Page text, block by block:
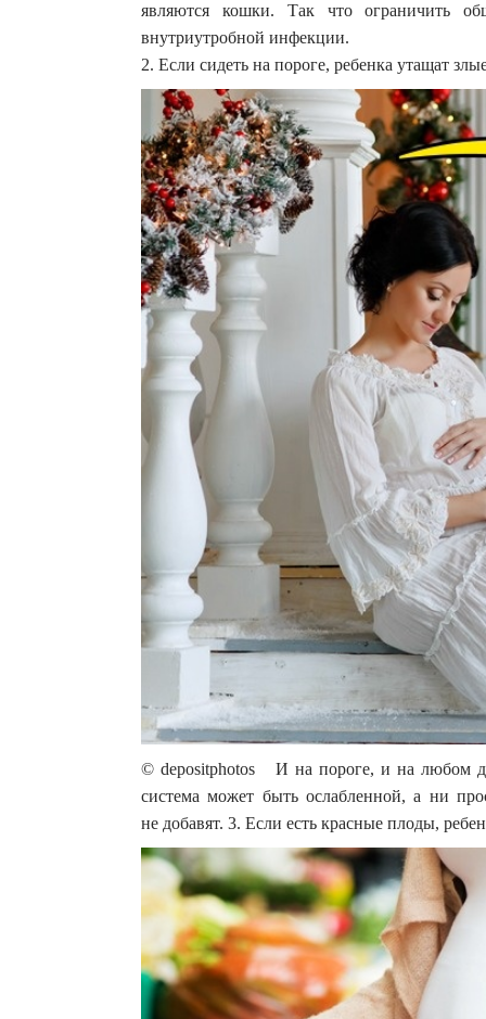
являются кошки. Так что ограничить
внутриутробной инфекции.
2. Если сидеть на пороге, ребенка утащат
© depositphotos И на пороге, и на любом
система может быть ослабленной, а ни
не добавят. 3. Если есть красные плоды,